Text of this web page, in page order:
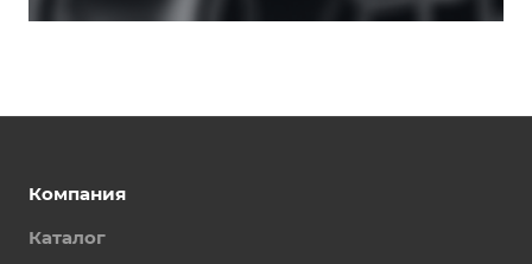
Компания
Каталог